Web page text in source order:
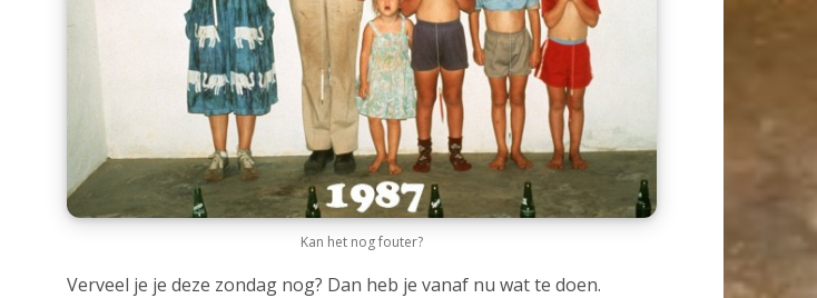
Kan het nog fouter?
Verveel je je deze zondag nog? Dan heb je vanaf nu wat te doen.